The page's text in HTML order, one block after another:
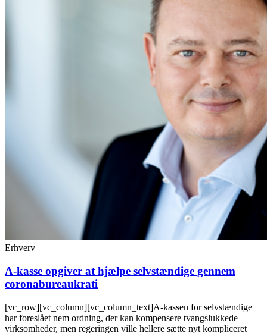
Erhverv
A-kasse opgiver at hjælpe selvstændige gennem
coronabureaukrati
[vc_row][vc_column][vc_column_text]A-kassen for selvstændige
har foreslået nem ordning, der kan kompensere tvangslukkede
virksomheder, men regeringen ville hellere sætte nyt kompliceret